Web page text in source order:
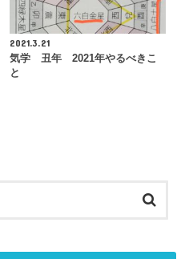
2021.3.21
気学 丑年 2021年やるべきこ
と